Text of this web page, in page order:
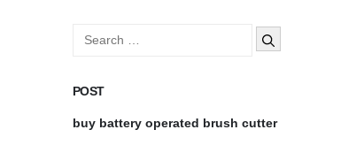
Search
POST
buy battery operated brush cutter